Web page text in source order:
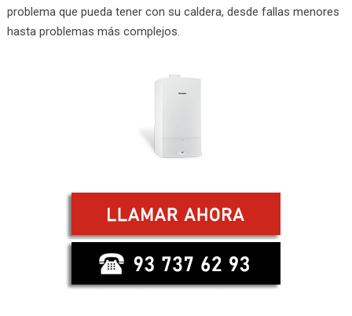
problema que pueda tener con su caldera, desde fallas menores
hasta problemas más complejos.